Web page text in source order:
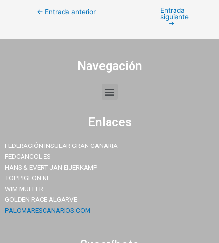
← Entrada anterior
Entrada
siguiente
→
Navegación
Menu
Enlaces
FEDERACIÓN INSULAR GRAN CANARIA
FEDCANCOL.ES
HANS & EVERT JAN EIJERKAMP
TOPPIGEON.NL
WIM MULLER
GOLDEN RACE ALGARVE
PALOMARESCANARIOS.COM